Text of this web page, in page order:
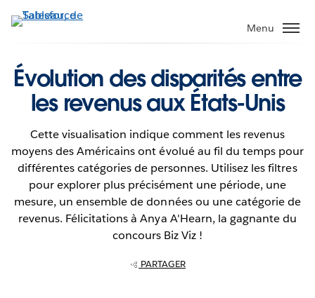
Aller
au
Menu
Évolution des disparités entre
les revenus aux États-Unis
Cette visualisation indique comment les revenus
moyens des Américains ont évolué au fil du temps pour
différentes catégories de personnes. Utilisez les filtres
pour explorer plus précisément une période, une
mesure, un ensemble de données ou une catégorie de
revenus. Félicitations à Anya A'Hearn, la gagnante du
concours Biz Viz !
PARTAGER